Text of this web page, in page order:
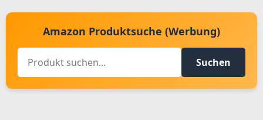
Amazon Produktsuche (Werbung)
Suchen